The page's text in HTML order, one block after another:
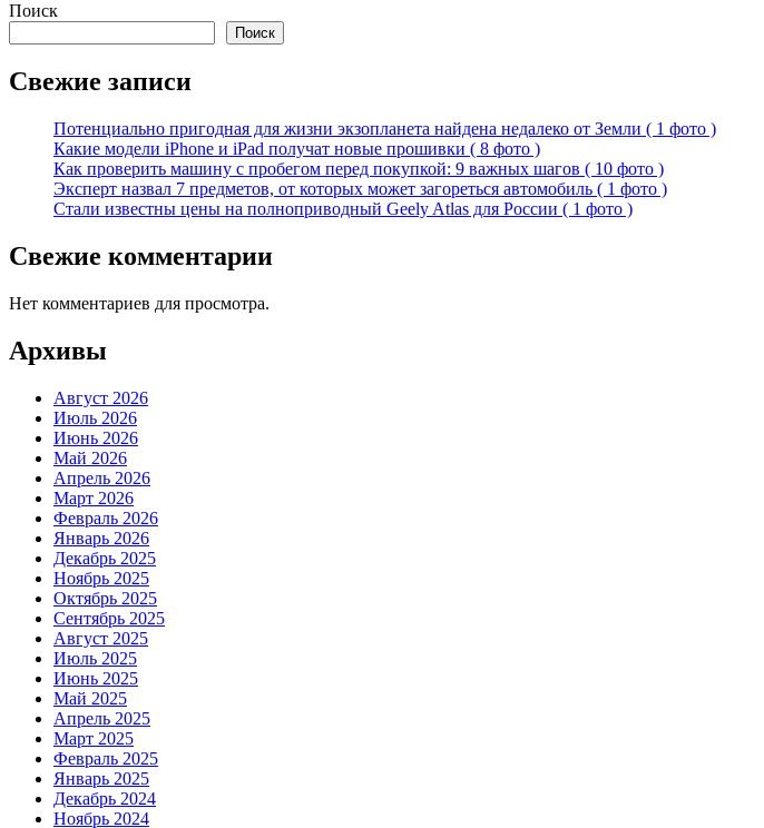
Поиск
Поиск
Свежие записи
Потенциально пригодная для жизни экзопланета найдена недалеко от Земли ( 1 фото )
Какие модели iPhone и iPad получат новые прошивки ( 8 фото )
Как проверить машину с пробегом перед покупкой: 9 важных шагов ( 10 фото )
Эксперт назвал 7 предметов, от которых может загореться автомобиль ( 1 фото )
Стали известны цены на полноприводный Geely Atlas для России ( 1 фото )
Свежие комментарии
Нет комментариев для просмотра.
Архивы
Август 2026
Июль 2026
Июнь 2026
Май 2026
Апрель 2026
Март 2026
Февраль 2026
Январь 2026
Декабрь 2025
Ноябрь 2025
Октябрь 2025
Сентябрь 2025
Август 2025
Июль 2025
Июнь 2025
Май 2025
Апрель 2025
Март 2025
Февраль 2025
Январь 2025
Декабрь 2024
Ноябрь 2024